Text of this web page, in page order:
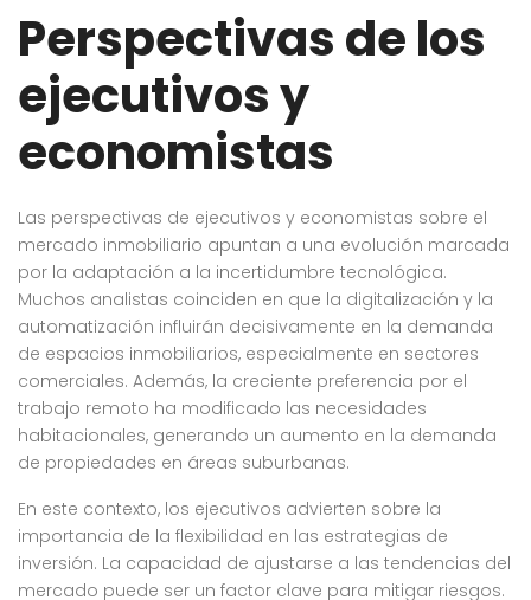
Perspectivas de los
ejecutivos y
economistas
Las perspectivas de ejecutivos y economistas sobre el
mercado inmobiliario apuntan a una evolución marcada
por la adaptación a la incertidumbre tecnológica.
Muchos analistas coinciden en que la digitalización y la
automatización influirán decisivamente en la demanda
de espacios inmobiliarios, especialmente en sectores
comerciales. Además, la creciente preferencia por el
trabajo remoto ha modificado las necesidades
habitacionales, generando un aumento en la demanda
de propiedades en áreas suburbanas.
En este contexto, los ejecutivos advierten sobre la
importancia de la flexibilidad en las estrategias de
inversión. La capacidad de ajustarse a las tendencias del
mercado puede ser un factor clave para mitigar riesgos.